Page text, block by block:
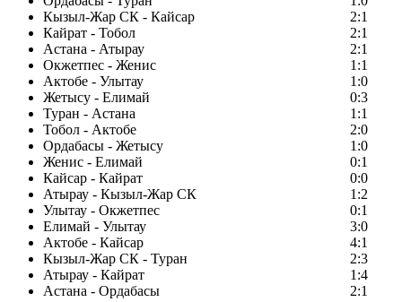
Кызыл-Жар СК - Кайсар
2:1
Кайрат - Тобол
2:1
Астана - Атырау
2:1
Окжетпес - Женис
1:1
Актобе - Улытау
1:0
Жетысу - Елимай
0:3
Туран - Астана
1:1
Тобол - Актобе
2:0
Ордабасы - Жетысу
1:0
Женис - Елимай
0:1
Кайсар - Кайрат
0:0
Атырау - Кызыл-Жар СК
1:2
Улытау - Окжетпес
0:1
Елимай - Улытау
3:0
Актобе - Кайсар
4:1
Кызыл-Жар СК - Туран
2:3
Атырау - Кайрат
1:4
Астана - Ордабасы
2:1